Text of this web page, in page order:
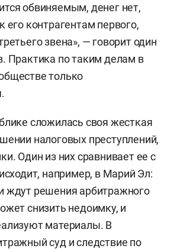
обвиняемым, денег нет,
его контрагентам первого,
звена», — говорит один
Практика по таким делам в
только
сложилась своя жесткая
налоговых преступлений,
Один из них сравнивает ее с
например, в Марий Эл:
ждут решения арбитражного
снизить недоимку, и
материалы. В
суд и следствие по